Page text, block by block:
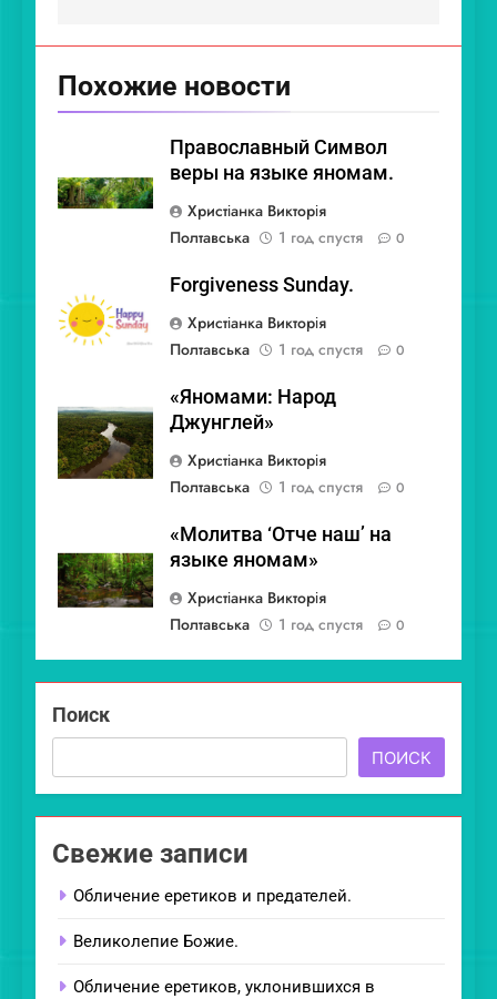
Похожие новости
Православный Символ
веры на языке яномам.
Христіанка Викторія
Полтавська
1 год спустя 0
Forgiveness Sunday.
Христіанка Викторія
Полтавська
1 год спустя 0
«Яномами: Народ
Джунглей»
Христіанка Викторія
Полтавська
1 год спустя 0
«Молитва ‘Отче наш’ на
языке яномам»
Христіанка Викторія
Полтавська
1 год спустя 0
Поиск
ПОИСК
Свежие записи
Обличение еретиков и предателей.
Великолепие Божие.
Обличение еретиков, уклонившихся в